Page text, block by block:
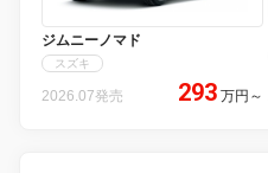
ジムニーノマド
スズキ
2026.07発売 293 万円 ～